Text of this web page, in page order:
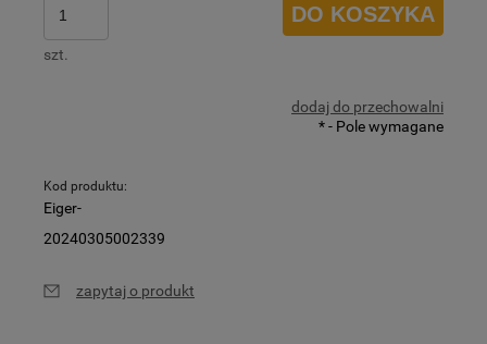
szt.
DO KOSZYKA
dodaj do przechowalni
*- Pole wymagane
Kod produktu:
Eiger-
20240305002339
zapytaj o produkt